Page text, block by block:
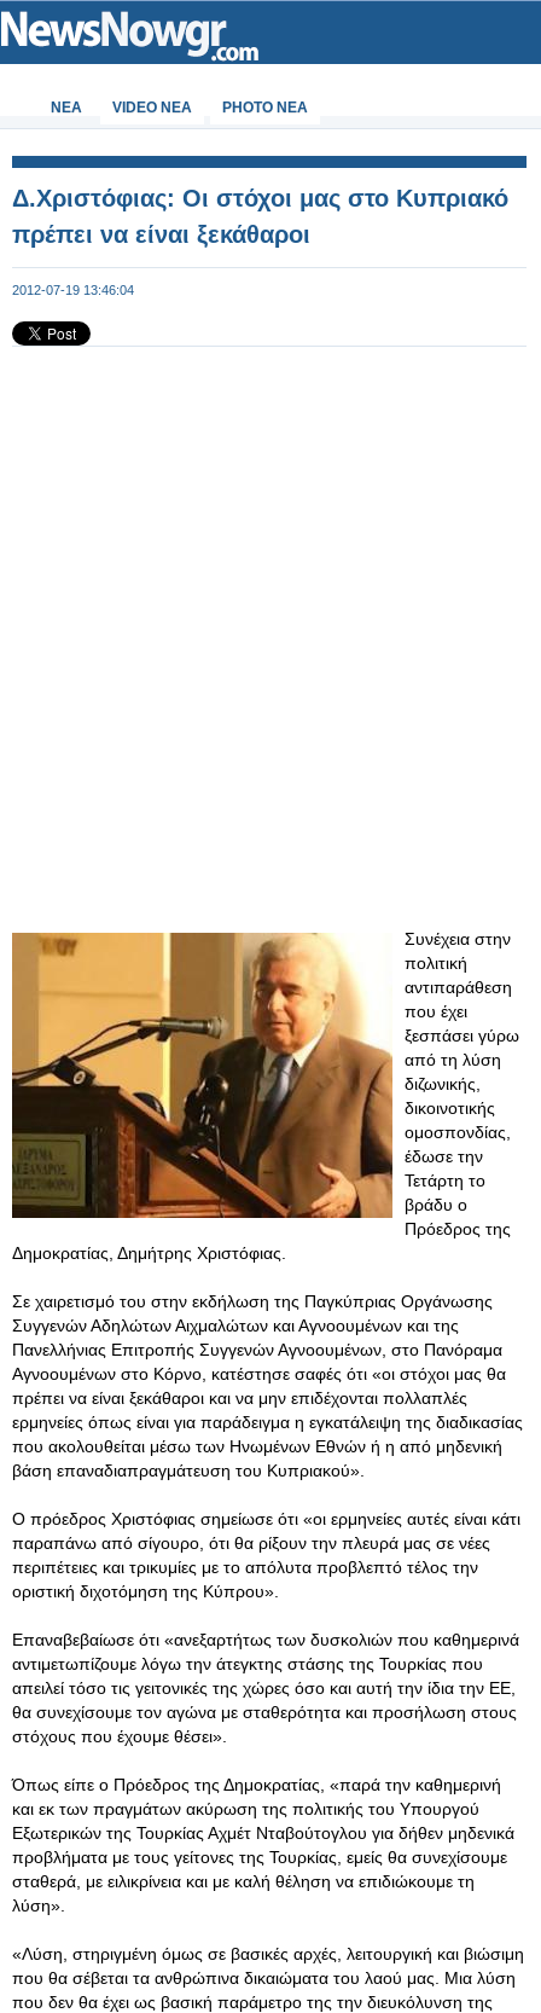
ΝΕΑ VIDEO NEA PHOTO NEA
Δ.Χριστόφιας: Οι στόχοι μας στο Κυπριακό
πρέπει να είναι ξεκάθαροι
2012-07-19 13:46:04
Συνέχεια στην
πολιτική
αντιπαράθεση
που έχει
ξεσπάσει γύρω
από τη λύση
διζωνικής,
δικοινοτικής
ομοσπονδίας,
έδωσε την
Τετάρτη το
βράδυ ο
Πρόεδρος της
Δημοκρατίας, Δημήτρης Χριστόφιας.
Σε χαιρετισμό του στην εκδήλωση της Παγκύπριας Οργάνωσης
Συγγενών Αδηλώτων Αιχμαλώτων και Αγνοουμένων και της
Πανελλήνιας Επιτροπής Συγγενών Αγνοουμένων, στο Πανόραμα
Αγνοουμένων στο Κόρνο, κατέστησε σαφές ότι «οι στόχοι μας θα
πρέπει να είναι ξεκάθαροι και να μην επιδέχονται πολλαπλές
ερμηνείες όπως είναι για παράδειγμα η εγκατάλειψη της διαδικασίας
που ακολουθείται μέσω των Ηνωμένων Εθνών ή η από μηδενική
βάση επαναδιαπραγμάτευση του Κυπριακού».
Ο πρόεδρος Χριστόφιας σημείωσε ότι «οι ερμηνείες αυτές είναι κάτι
παραπάνω από σίγουρο, ότι θα ρίξουν την πλευρά μας σε νέες
περιπέτειες και τρικυμίες με το απόλυτα προβλεπτό τέλος την
οριστική διχοτόμηση της Κύπρου».
Επαναβεβαίωσε ότι «ανεξαρτήτως των δυσκολιών που καθημερινά
αντιμετωπίζουμε λόγω την άτεγκτης στάσης της Τουρκίας που
απειλεί τόσο τις γειτονικές της χώρες όσο και αυτή την ίδια την ΕΕ,
θα συνεχίσουμε τον αγώνα με σταθερότητα και προσήλωση στους
στόχους που έχουμε θέσει».
Όπως είπε ο Πρόεδρος της Δημοκρατίας, «παρά την καθημερινή
και εκ των πραγμάτων ακύρωση της πολιτικής του Υπουργού
Εξωτερικών της Τουρκίας Αχμέτ Νταβούτογλου για δήθεν μηδενικά
προβλήματα με τους γείτονες της Τουρκίας, εμείς θα συνεχίσουμε
σταθερά, με ειλικρίνεια και με καλή θέληση να επιδιώκουμε τη
λύση».
«Λύση, στηριγμένη όμως σε βασικές αρχές, λειτουργική και βιώσιμη
που θα σέβεται τα ανθρώπινα δικαιώματα του λαού μας. Μια λύση
που δεν θα έχει ως βασική παράμετρο της την διευκόλυνση της